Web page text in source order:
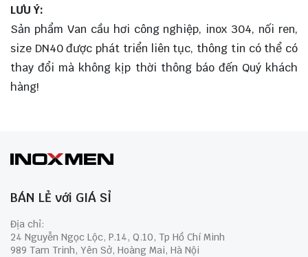
LƯU Ý:
Sản phẩm Van cầu hơi công nghiệp, inox 304, nối ren,
size DN40 được phát triển liên tục, thông tin có thể có
thay đổi mà không kịp thời thông báo đến Quý khách
hàng!
BÁN LẺ với GIÁ SỈ
Địa chỉ:
24 Nguyễn Ngọc Lộc, P.14, Q.10, Tp Hồ Chí Minh
989 Tam Trinh, Yên Sở, Hoàng Mai, Hà Nội